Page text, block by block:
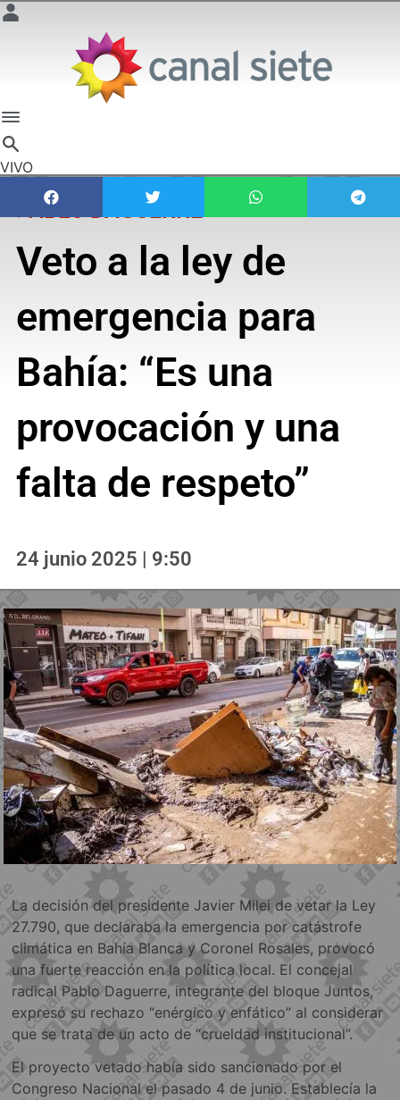
VIVO
PABLO DAGUERRE
Veto a la ley de
emergencia para
Bahía: “Es una
provocación y una
falta de respeto”
24 junio 2025 | 9:50
La decisión del presidente Javier Milei de vetar la Ley
27.790, que declaraba la emergencia por catástrofe
climática en Bahía Blanca y Coronel Rosales, provocó
una fuerte reacción en la política local. El concejal
radical Pablo Daguerre, integrante del bloque Juntos,
expresó su rechazo “enérgico y enfático” al considerar
que se trata de un acto de “crueldad institucional”.
El proyecto vetado había sido sancionado por el
Congreso Nacional el pasado 4 de junio. Establecía la